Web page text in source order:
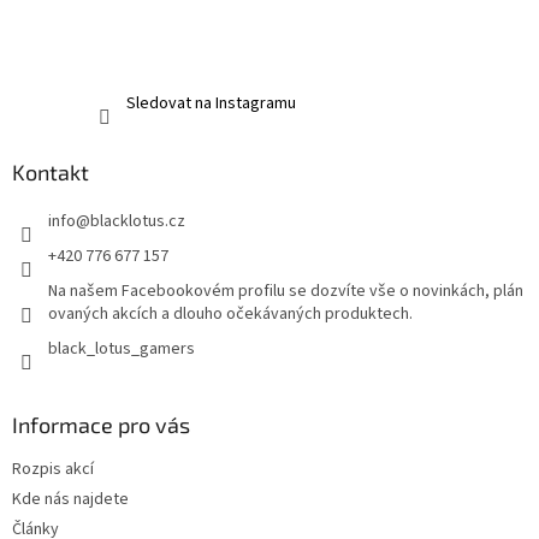
Sledovat na Instagramu
Kontakt
info@blacklotus.cz
+420 776 677 157
Na našem Facebookovém profilu se dozvíte vše o novinkách, plán
ovaných akcích a dlouho očekávaných produktech.
black_lotus_gamers
Informace pro vás
Rozpis akcí
Kde nás najdete
Články